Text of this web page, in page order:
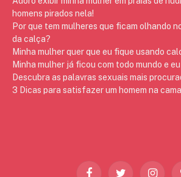
homens pirados nela!
Por que tem mulheres que ficam olhando
da calça?
Minha mulher quer que eu fique usando
Minha mulher já ficou com todo mundo e
Descubra as palavras sexuais mais
3 Dicas para satisfazer um homem na cama